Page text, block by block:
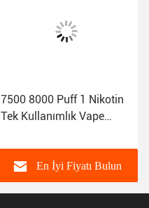
7500 8000 Puff 1 Nikotin
Tek Kullanımlık Vape
En İyi Fiyatı Bulun